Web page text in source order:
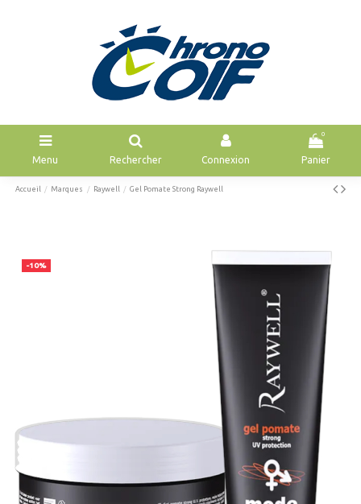
Menu Rechercher Connexion
0
Panier
Accueil Marques Raywell Gel Pomate Strong Raywell
-10%